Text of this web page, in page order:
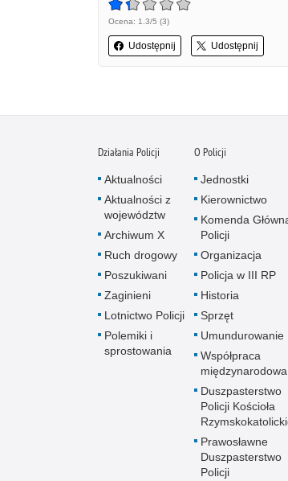
Ocena: 1.3/5 (3)
Udostępnij Udostępnij
Działania Policji
Aktualności
Aktualności z
województw
Archiwum X
Ruch drogowy
Poszukiwani
Zaginieni
Lotnictwo Policji
Polemiki i
sprostowania
O Policji
Jednostki
Kierownictwo
Komenda
Policji
Organizacja
Policja w III RP
Historia
Sprzęt
Umundurowanie
Współpraca
międzynarodowa
Duszpasterstwo
Policji Kościoła
Prawosławne
Duszpasterstwo
Policji